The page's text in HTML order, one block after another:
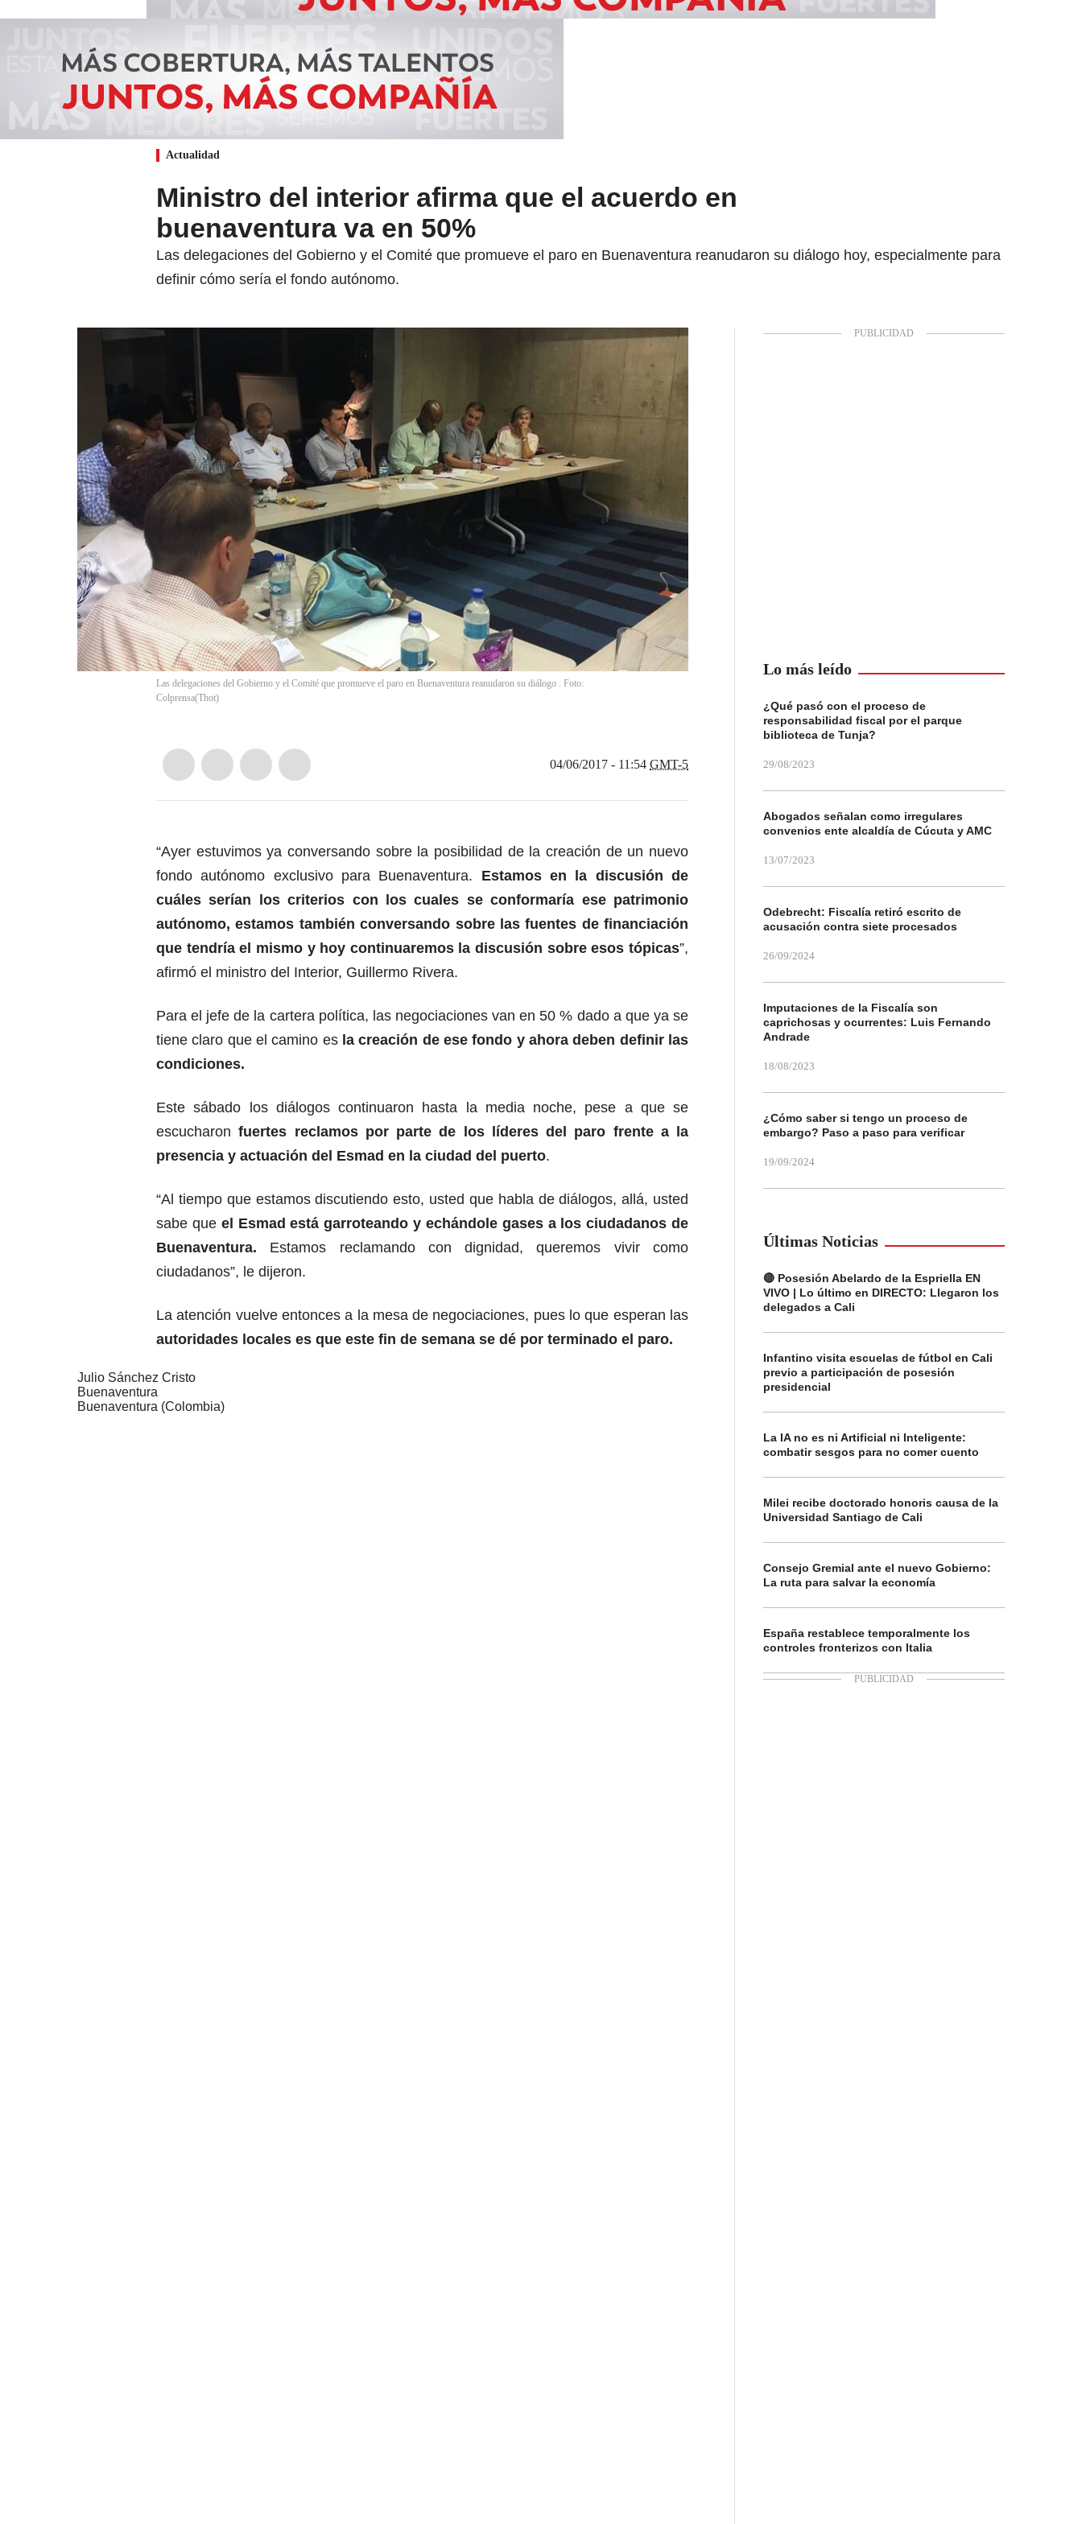
Actualidad
Ministro del interior afirma que el acuerdo en
buenaventura va en 50%
Las delegaciones del Gobierno y el Comité que promueve el paro en Buenaventura reanudaron su diálogo hoy, especialmente para
definir cómo sería el fondo autónomo.
Las delegaciones del Gobierno y el Comité que promueve el paro en Buenaventura reanudaron su diálogo . Foto:
Colprensa(Thot)
04/06/2017 - 11:54 GMT-5
“Ayer estuvimos ya conversando sobre la posibilidad de la creación de un nuevo
fondo autónomo exclusivo para Buenaventura. Estamos en la discusión de
cuáles serían los criterios con los cuales se conformaría ese patrimonio
autónomo, estamos también conversando sobre las fuentes de financiación
que tendría el mismo y hoy continuaremos la discusión sobre esos tópicas”,
afirmó el ministro del Interior, Guillermo Rivera.
Para el jefe de la cartera política, las negociaciones van en 50 % dado a que ya se
tiene claro que el camino esla creación de ese fondo y ahora deben definir las
condiciones.
Este sábado los diálogos continuaron hasta la media noche, pese a que se
escucharonfuertes reclamos por parte de los líderes del paro frente a la
presencia y actuación del Esmad en la ciudad del puerto.
“Al tiempo que estamos discutiendo esto, usted que habla de diálogos, allá, usted
sabe que el Esmad está garroteando y echándole gases a los ciudadanos de
Buenaventura. Estamos reclamando con dignidad, queremos vivir como
ciudadanos”, le dijeron.
La atención vuelve entonces a la mesa de negociaciones, pues lo que esperan las
autoridades locales es que este fin de semana se dé por terminado el paro.
Julio Sánchez Cristo
Buenaventura
Buenaventura (Colombia)
Lo más leído
¿Qué pasó con el proceso de
responsabilidad fiscal por el parque
biblioteca de Tunja?
29/08/2023
Abogados señalan como irregulares
convenios ente alcaldía de Cúcuta y AMC
13/07/2023
Odebrecht: Fiscalía retiró escrito de
acusación contra siete procesados
26/09/2024
Imputaciones de la Fiscalía son
caprichosas y ocurrentes: Luis Fernando
Andrade
18/08/2023
¿Cómo saber si tengo un proceso de
embargo? Paso a paso para verificar
19/09/2024
Últimas Noticias
🔴 Posesión Abelardo de la Espriella EN
VIVO | Lo último en DIRECTO: Llegaron los
delegados a Cali
Infantino visita escuelas de fútbol en Cali
previo a participación de posesión
presidencial
La IA no es ni Artificial ni Inteligente:
combatir sesgos para no comer cuento
Milei recibe doctorado honoris causa de la
Universidad Santiago de Cali
Consejo Gremial ante el nuevo Gobierno:
La ruta para salvar la economía
España restablece temporalmente los
controles fronterizos con Italia